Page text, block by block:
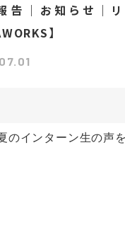
告｜お知らせ｜リ
】